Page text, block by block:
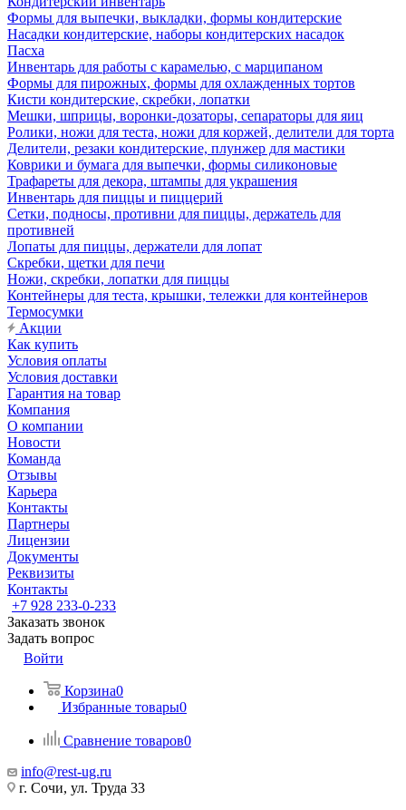
Формы для выпечки, выкладки, формы кондитерские
Насадки кондитерские, наборы кондитерских насадок
Пасха
Инвентарь для работы с карамелью, с марципаном
Формы для пирожных, формы для охлажденных тортов
Кисти кондитерские, скребки, лопатки
Мешки, шприцы, воронки-дозаторы, сепараторы для яиц
Ролики, ножи для теста, ножи для коржей, делители для торта
Делители, резаки кондитерские, плунжер для мастики
Коврики и бумага для выпечки, формы силиконовые
Трафареты для декора, штампы для украшения
Инвентарь для пиццы и пиццерий
Сетки, подносы, противни для пиццы, держатель для
противней
Лопаты для пиццы, держатели для лопат
Скребки, щетки для печи
Ножи, скребки, лопатки для пиццы
Контейнеры для теста, крышки, тележки для контейнеров
Термосумки
Акции
Как купить
Условия оплаты
Условия доставки
Гарантия на товар
Компания
О компании
Новости
Команда
Отзывы
Карьера
Контакты
Партнеры
Лицензии
Документы
Реквизиты
Контакты
+7 928 233-0-233
Заказать звонок
Задать вопрос
Войти
Корзина0
Избранные товары0
Сравнение товаров0
info@rest-ug.ru
г. Сочи, ул. Труда 33